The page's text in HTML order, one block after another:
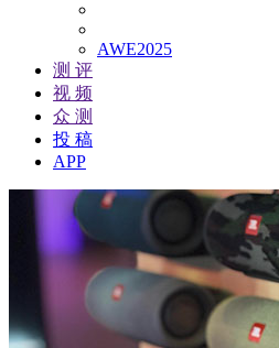
AWE2025
测 评
视 频
众 测
投 稿
APP